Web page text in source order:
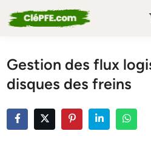
to
Gestion des flux
disques des freins